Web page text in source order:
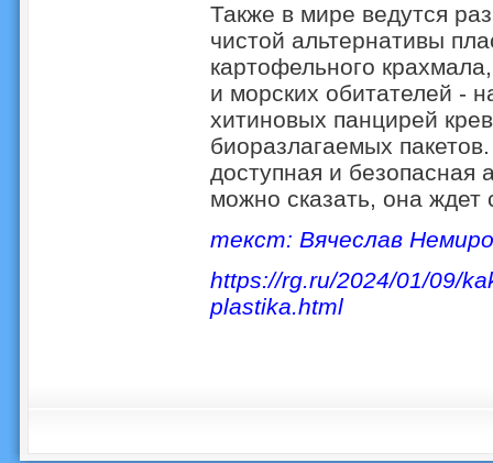
Также в мире ведутся
чистой альтернативы
картофельного
и морских обитателей -
хитиновых панцирей
биоразлагаемых
доступная и безопасная
можно сказать, она ждет
текст: Вячеслав
https://rg.ru/2024/01/09/
plastika.html